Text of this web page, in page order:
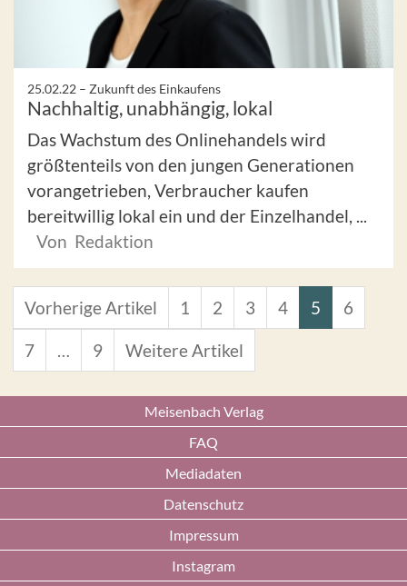
25.02.22 – Zukunft des Einkaufens
Nachhaltig, unabhängig, lokal
Das Wachstum des Onlinehandels wird
größtenteils von den jungen Generationen
vorangetrieben, Verbraucher kaufen
bereitwillig lokal ein und der Einzelhandel, ...
Von Redaktion
Vorherige Artikel 1 2 3 4 5 6
7 … 9 Weitere Artikel
Meisenbach Verlag
FAQ
Mediadaten
Datenschutz
Impressum
Instagram